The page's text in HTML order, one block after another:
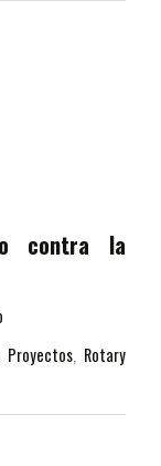
contra la
Proyectos, Rotary